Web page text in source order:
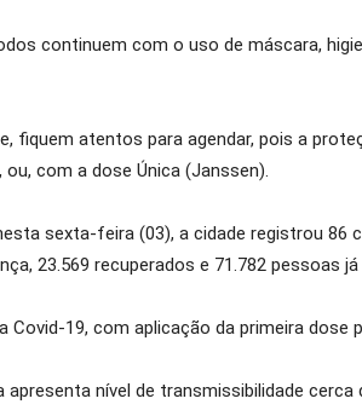
continuem com o uso de máscara,
fiquem atentos para agendar, pois a
com a dose Única (Janssen).
sexta-feira (03), a cidade registrou
23.569 recuperados e 71.782 pessoas
Covid-19, com aplicação da primeira
nível de transmissibilidade